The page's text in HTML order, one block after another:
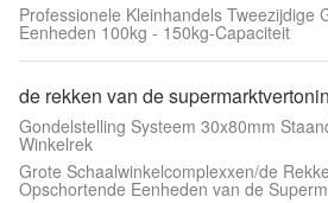
Professionele Kleinhandels Tweezijdige
Eenheden 100kg - 150kg-Capaciteit
de rekken van de
Gondelstelling Systeem 30x80mm
Winkelrek
Grote Schaalwinkelcomplexxen/de
Opschortende Eenheden van de